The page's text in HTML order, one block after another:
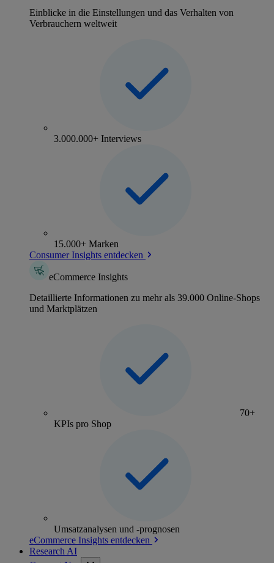
Einblicke in die Einstellungen und das Verhalten von
Verbrauchern weltweit
3.000.000+ Interviews
15.000+ Marken
Consumer Insights entdecken
eCommerce Insights
Detaillierte Informationen zu mehr als 39.000 Online-Shops
und Marktplätzen
70+
KPIs pro Shop
Umsatzanalysen und -prognosen
eCommerce Insights entdecken
Research AI